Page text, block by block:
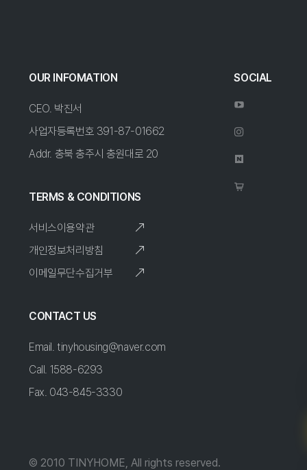
OUR INFOMATION
CEO. 박진서
사업자등록번호 391-87-01662
Addr. 충북 충주시 충원대로 20
TERMS & CONDITIONS
서비스이용약관
개인정보처리방침
이메일무단수집거부
CONTACT US
Email. tinyhousing@naver.com
Call. 1588-6293
Fax. 043-845-3330
SOCIAL
© 2010 TINYHOME, All rights reserved.